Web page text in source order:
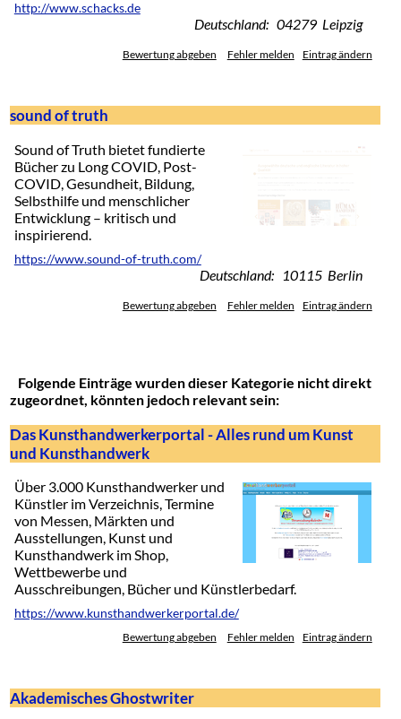
http://www.schacks.de
Deutschland: 04279 Leipzig
Bewertung abgeben Fehler melden Eintrag ändern
sound of truth
Sound of Truth bietet fundierte
Bücher zu Long COVID, Post-
COVID, Gesundheit, Bildung,
Selbsthilfe und menschlicher
Entwicklung – kritisch und
inspirierend.
https://www.sound-of-truth.com/
Deutschland: 10115 Berlin
Bewertung abgeben Fehler melden Eintrag ändern
Folgende Einträge wurden dieser Kategorie nicht direkt
zugeordnet, könnten jedoch relevant sein:
Das Kunsthandwerkerportal - Alles rund um Kunst
und Kunsthandwerk
Über 3.000 Kunsthandwerker und
Künstler im Verzeichnis, Termine
von Messen, Märkten und
Ausstellungen, Kunst und
Kunsthandwerk im Shop,
Wettbewerbe und
Ausschreibungen, Bücher und Künstlerbedarf.
https://www.kunsthandwerkerportal.de/
Bewertung abgeben Fehler melden Eintrag ändern
Akademisches Ghostwriter